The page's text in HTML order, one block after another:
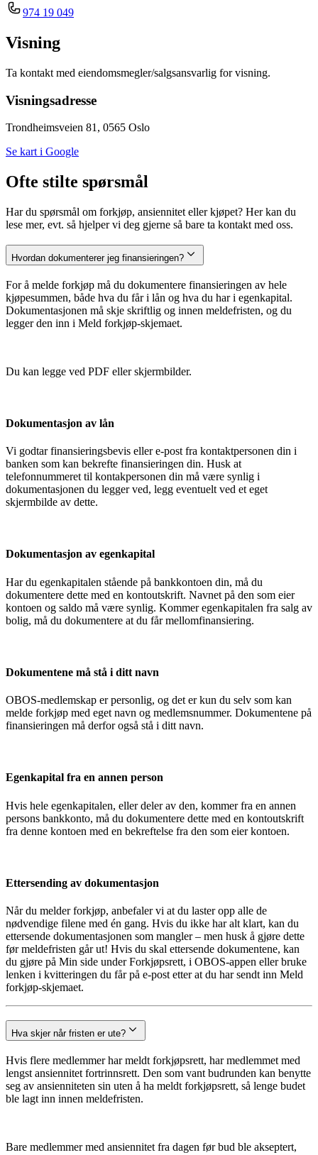
974 19 049
Visning
Ta kontakt med eiendomsmegler/salgsansvarlig for visning.
Visningsadresse
Trondheimsveien 81, 0565 Oslo
Se kart i Google
Ofte stilte spørsmål
Har du spørsmål om forkjøp, ansiennitet eller kjøpet? Her kan du
lese mer, evt. så hjelper vi deg gjerne så bare ta kontakt med oss.
Hvordan dokumenterer jeg finansieringen?
For å melde forkjøp må du dokumentere finansieringen av hele
kjøpesummen, både hva du får i lån og hva du har i egenkapital.
Dokumentasjonen må skje skriftlig og innen meldefristen, og du
legger den inn i Meld forkjøp-skjemaet.
Du kan legge ved PDF eller skjermbilder.
Dokumentasjon av lån
Vi godtar finansieringsbevis eller e-post fra kontaktpersonen din i
banken som kan bekrefte finansieringen din. Husk at
telefonnummeret til kontakpersonen din må være synlig i
dokumentasjonen du legger ved, legg eventuelt ved et eget
skjermbilde av dette.
Dokumentasjon av egenkapital
Har du egenkapitalen stående på bankkontoen din, må du
dokumentere dette med en kontoutskrift. Navnet på den som eier
kontoen og saldo må være synlig. Kommer egenkapitalen fra salg av
bolig, må du dokumentere at du får mellomfinansiering.
Dokumentene må stå i ditt navn
OBOS-medlemskap er personlig, og det er kun du selv som kan
melde forkjøp med eget navn og medlemsnummer. Dokumentene på
finansieringen må derfor også stå i ditt navn.
Egenkapital fra en annen person
Hvis hele egenkapitalen, eller deler av den, kommer fra en annen
persons bankkonto, må du dokumentere dette med en kontoutskrift
fra denne kontoen med en bekreftelse fra den som eier kontoen.
Ettersending av dokumentasjon
Når du melder forkjøp, anbefaler vi at du laster opp alle de
nødvendige filene med én gang. Hvis du ikke har alt klart, kan du
ettersende dokumentasjonen som mangler – men husk å gjøre dette
før meldefristen går ut! Hvis du skal ettersende dokumentene, kan
du gjøre på Min side under Forkjøpsrett, i OBOS-appen eller bruke
lenken i kvitteringen du får på e-post etter at du har sendt inn Meld
forkjøp-skjemaet.
Hva skjer når fristen er ute?
Hvis flere medlemmer har meldt forkjøpsrett, har medlemmet med
lengst ansiennitet fortrinnsrett. Den som vant budrunden kan benytte
seg av ansienniteten sin uten å ha meldt forkjøpsrett, så lenge budet
ble lagt inn innen meldefristen.
Bare medlemmer med ansiennitet fra dagen før bud ble akseptert,